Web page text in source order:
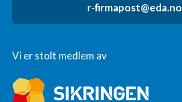
r-firmapost@eda.no
Vi er stolt medlem av